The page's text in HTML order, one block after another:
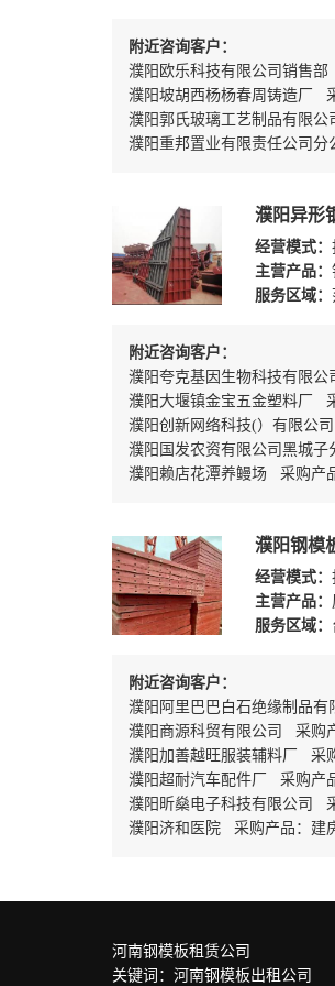
附近咨询客户：
濮阳欧乐科技有限公司销售
濮阳坡胡西杨杨春周铸造厂
濮阳郭氏玻璃工艺制品有限
濮阳重邦置业有限责任公司
濮阳异形
经营模式：
主营产品：
服务区域：
附近咨询客户：
濮阳夸克基因生物科技有限
濮阳大堰镇金宝五金塑料厂
濮阳创新网络科技(）有限公
濮阳国发农资有限公司黑城
濮阳赖店花潭养鳗场 采购产
濮阳钢模
经营模式：
主营产品：
服务区域：
附近咨询客户：
濮阳阿里巴巴白石绝缘制品
濮阳商源科贸有限公司 采购
濮阳加善越旺服装辅料厂 采
濮阳超耐汽车配件厂 采购产
濮阳昕燊电子科技有限公司
濮阳济和医院 采购产品：建
河南钢模板租赁公司
关键词： 河南钢模板出租公司